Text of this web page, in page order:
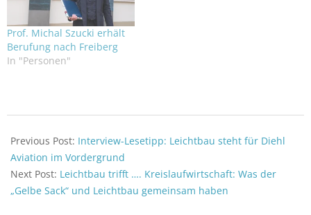
Prof. Michal Szucki erhält
Berufung nach Freiberg
In "Personen"
07-
24
Previous Post: Interview-Lesetipp: Leichtbau steht für Diehl
Aviation im Vordergrund
Next Post: Leichtbau trifft …. Kreislaufwirtschaft: Was der
„Gelbe Sack“ und Leichtbau gemeinsam haben